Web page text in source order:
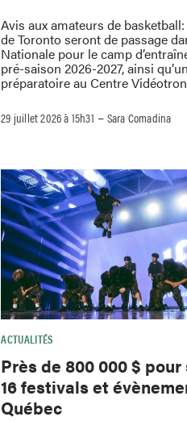
Avis aux amateurs de
de Toronto seront de passage
Nationale pour le camp
pré-saison 2026-2027, ainsi
préparatoire au Centre
29 juillet 2026 à 15h31 –Sara Comadina
ACTUALITÉS
Près de 800 000 $
16 festivals et
Québec